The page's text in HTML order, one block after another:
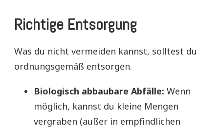
Richtige Entsorgung
Was du nicht vermeiden kannst, solltest du
ordnungsgemäß entsorgen.
Biologisch abbaubare Abfälle: Wenn
möglich, kannst du kleine Mengen
vergraben (außer in empfindlichen